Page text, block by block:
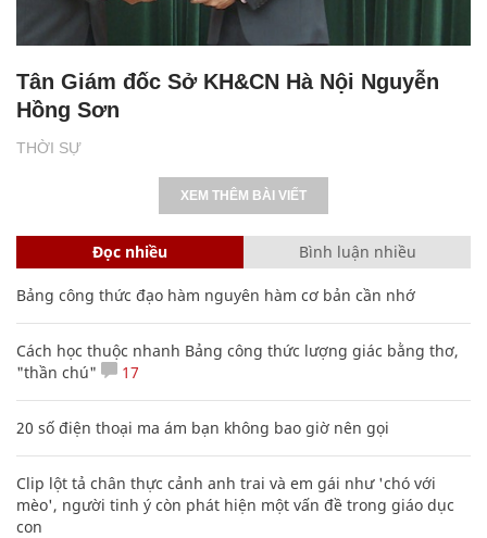
THỜI SỰ
Tân Giám đốc Sở KH&CN Hà Nội Nguyễn
Hồng Sơn
XEM THÊM BÀI VIẾT
Đọc nhiều Bình luận nhiều
Bảng công thức đạo hàm nguyên hàm cơ bản cần nhớ
Cách học thuộc nhanh Bảng công thức lượng giác bằng thơ,
"thần chú"
17
20 số điện thoại ma ám bạn không bao giờ nên gọi
Clip lột tả chân thực cảnh anh trai và em gái như 'chó với
mèo', người tinh ý còn phát hiện một vấn đề trong giáo dục
con